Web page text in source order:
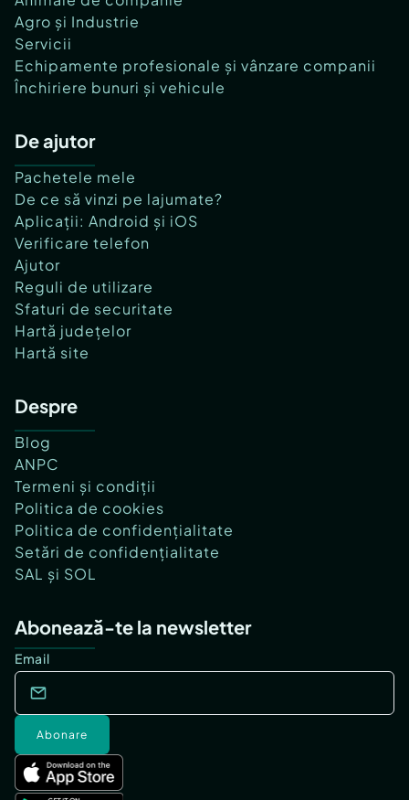
Agro și Industrie
Servicii
Echipamente profesionale și vânzare companii
Închiriere bunuri și vehicule
De ajutor
Pachetele mele
De ce să vinzi pe lajumate?
Aplicații: Android și iOS
Verificare telefon
Ajutor
Reguli de utilizare
Sfaturi de securitate
Hartă județelor
Hartă site
Despre
Blog
ANPC
Termeni și condiții
Politica de cookies
Politica de confidențialitate
Setări de confidențialitate
SAL și SOL
Abonează-te la newsletter
Email
Abonare